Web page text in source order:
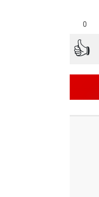
0
👍